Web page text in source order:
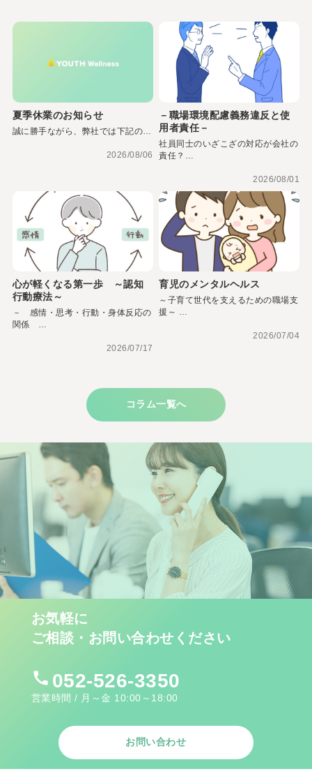
夏季休業のお知らせ
誠に勝手ながら、弊社では下記の…
2026/08/06
－職場環境配慮義務違反と使
用者責任－
社員同士のいざこざの対応が会社の
責任？…
2026/08/01
心が軽くなる第一歩 ～認知
行動療法～
－ 感情・思考・行動・身体反応の
関係 …
2026/07/17
育児のメンタルヘルス
～子育て世代を支えるための職場支
援～ …
2026/07/04
コラム一覧へ
お気軽に
ご相談・お問い合わせください
call 052-526-3350
営業時間 / 月～金 10:00～18:00
お問い合わせ